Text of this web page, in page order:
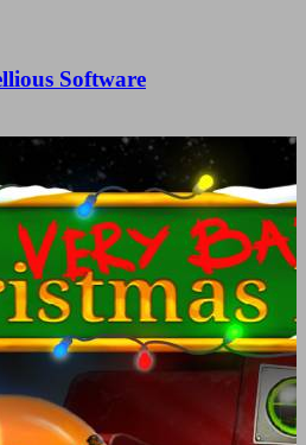
Software